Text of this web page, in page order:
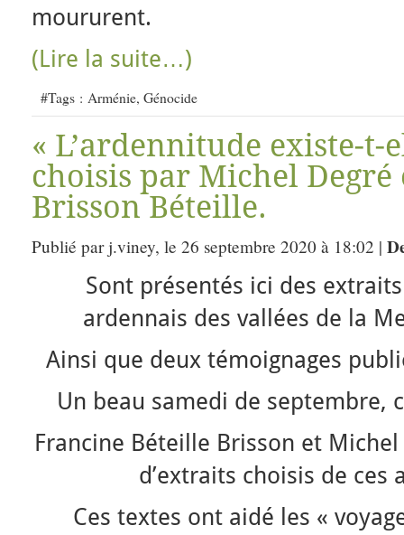
moururent.
(Lire la suite…)
#Tags : Arménie, Génocide
« L’ardennitude existe-t-
choisis par Michel Degré
Brisson Béteille.
Publié par j.viney, le 26 septembre 2020 à 18:02 |
Sont présentés ici des
ardennais des vallées de la
Ainsi que deux témoignages
Un beau samedi de septembre,
Francine Béteille Brisson et
d’extraits choisis de ces
Ces textes ont aidé les «